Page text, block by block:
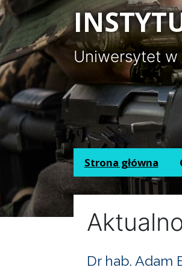
Panel zarządzania plikami cookies
Uniwersytet w
Strona główna
Dr hab. Adam